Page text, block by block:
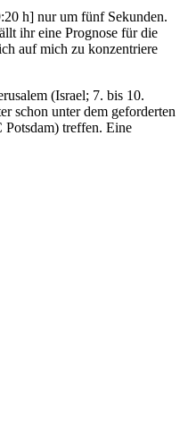
h] nur um fünf Sekunden.
ihr eine Prognose für die
auf mich zu konzentriere
(Israel; 7. bis 10.
schon unter dem geforderten
treffen. Eine